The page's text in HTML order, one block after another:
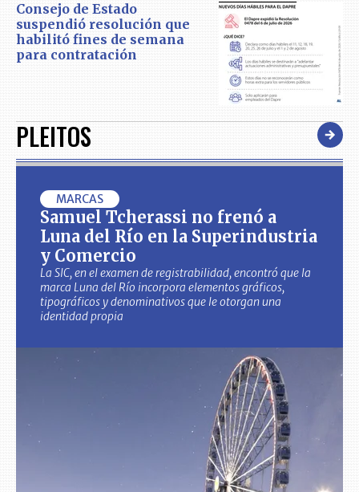
Consejo de Estado
suspendió resolución que
habilitó fines de semana
para contratación
PLEITOS
MARCAS
Samuel Tcherassi no frenó a
Luna del Río en la Superindustria
y Comercio
La SIC, en el examen de registrabilidad, encontró que la
marca Luna del Río incorpora elementos gráficos,
tipográficos y denominativos que le otorgan una
identidad propia